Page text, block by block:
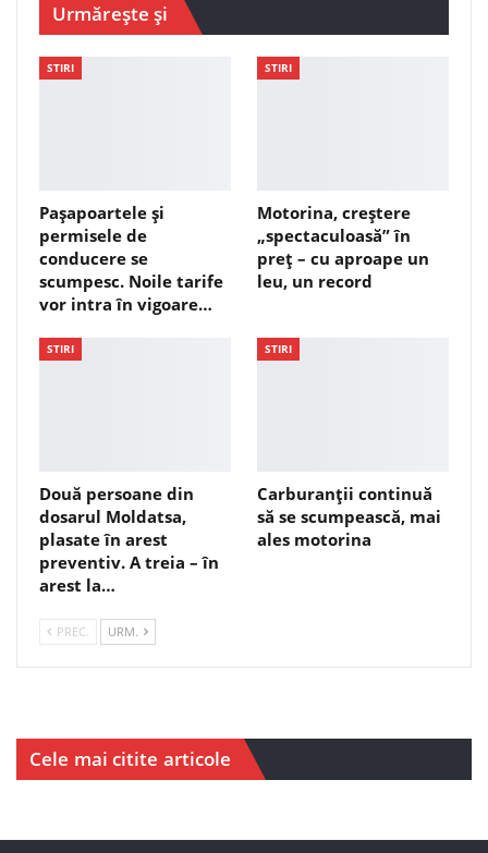
Urmărește și
STIRI
Pașapoartele și
permisele de
conducere se
scumpesc. Noile tarife
vor intra în vigoare…
STIRI
Motorina, creștere
„spectaculoasă” în
preț – cu aproape un
leu, un record
STIRI
Două persoane din
dosarul Moldatsa,
plasate în arest
preventiv. A treia – în
arest la…
STIRI
Carburanții continuă
să se scumpească, mai
ales motorina
PREC. URM.
Cele mai citite articole